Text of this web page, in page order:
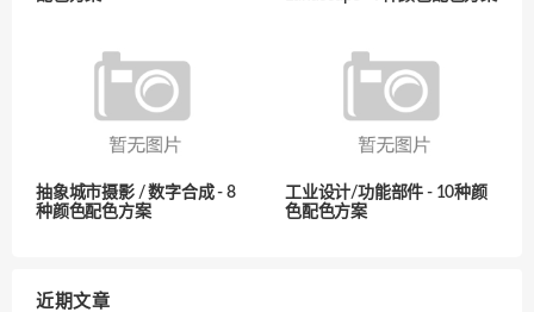
抽象城市摄影 / 数字合成 - 8
种颜色配色方案
工业设计/功能部件 - 10种颜
色配色方案
近期文章